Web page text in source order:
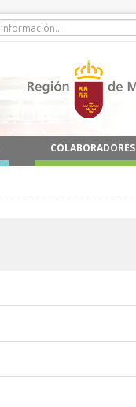
COLABORADORES